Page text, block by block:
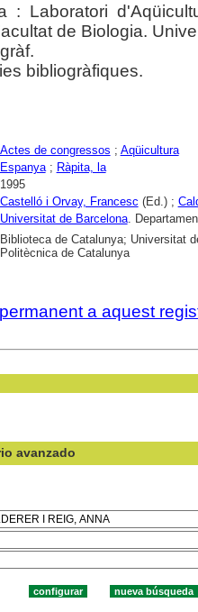
: Laboratori
de Biologia.
bibliogràfiques.
Actes de congressos ; Aqüicultura
Espanya; Ràpita, la
1995
Castelló i Orvay, Francesc (Ed.) ;
Universitat de Barcelona.
Biblioteca de Catalunya; Universitat
Politècnica de Catalunya
a aquest
avanzado